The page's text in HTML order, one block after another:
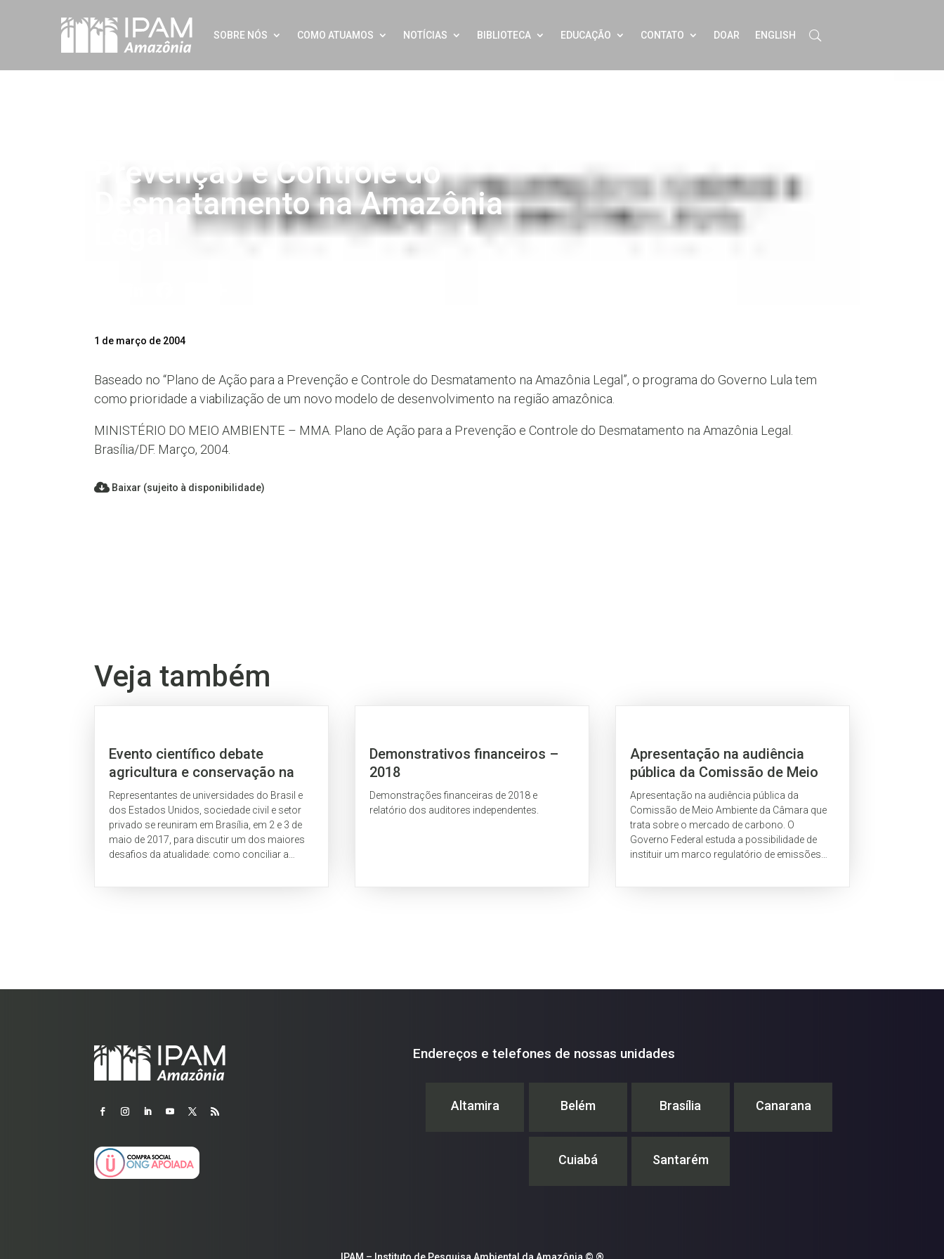
SOBRE NÓS COMO ATUAMOS NOTÍCIAS BIBLIOTECA EDUCAÇÃO CONTATO DOAR ENGLISH
Prevenção e Controle do
Desmatamento na Amazônia
1 de março de 2004
Baseado no “Plano de Ação para a Prevenção e Controle do Desmatamento na Amazônia Legal”, o programa do Governo Lula tem
como prioridade a viabilização de um novo modelo de desenvolvimento na região amazônica.
MINISTÉRIO DO MEIO AMBIENTE – MMA. Plano de Ação para a Prevenção e Controle do Desmatamento na Amazônia Legal.
Brasília/DF. Março, 2004.
Baixar (sujeito à disponibilidade)
Veja também
Evento científico debate
agricultura e conservação na
Amazônia e no cerrado
Representantes de universidades do Brasil e
dos Estados Unidos, sociedade civil e setor
privado se reuniram em Brasília, em 2 e 3 de
maio de 2017, para discutir um dos maiores
desafios da atualidade: como conciliar a
Demonstrativos financeiros –
2018
Demonstrações financeiras de 2018 e
relatório dos auditores independentes.
Apresentação na audiência
pública da Comissão de Meio
Ambiente e Desenvolvimento
Sustentável
Apresentação na audiência pública da
Comissão de Meio Ambiente da Câmara que
trata sobre o mercado de carbono. O
Governo Federal estuda a possibilidade de
instituir um marco regulatório de emissões
Endereços e telefones de nossas unidades
Altamira Belém Brasília Canarana
Cuiabá Santarém